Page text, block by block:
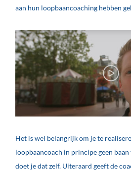
aan hun loopbaancoaching hebben
Het is wel belangrijk om je te
loopbaancoach in principe geen
doet je dat zelf. Uiteraard geeft de